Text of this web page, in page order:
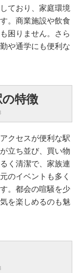
ており、家庭環境
。商業施設や飲食
困りません。さら
や通学にも便利な
の特徴
クセスが便利な駅
立ち並び、買い物
く清潔で、家族連
のイベントも多く
。都会の喧騒を少
を楽しめるのも魅